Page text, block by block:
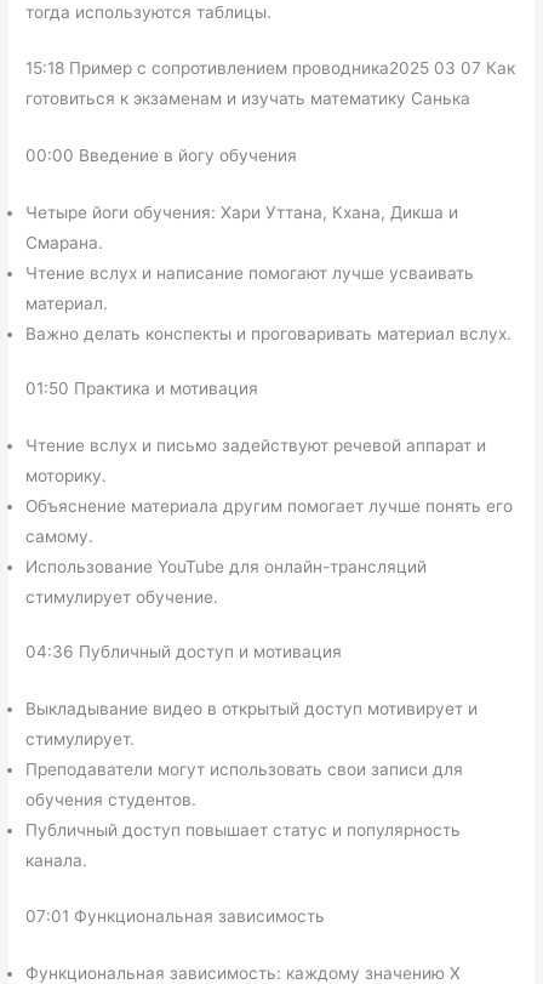
тогда используются таблицы.
15:18 Пример с сопротивлением проводника2025 03 07 Как
готовиться к экзаменам и изучать математику Санька
00:00 Введение в йогу обучения
Четыре йоги обучения: Хари Уттана, Кхана, Дикша и
Смарана.
Чтение вслух и написание помогают лучше усваивать
материал.
Важно делать конспекты и проговаривать материал вслух.
01:50 Практика и мотивация
Чтение вслух и письмо задействуют речевой аппарат и
моторику.
Объяснение материала другим помогает лучше понять его
самому.
Использование YouTube для онлайн-трансляций
стимулирует обучение.
04:36 Публичный доступ и мотивация
Выкладывание видео в открытый доступ мотивирует и
стимулирует.
Преподаватели могут использовать свои записи для
обучения студентов.
Публичный доступ повышает статус и популярность
канала.
07:01 Функциональная зависимость
Функциональная зависимость: каждому значению X